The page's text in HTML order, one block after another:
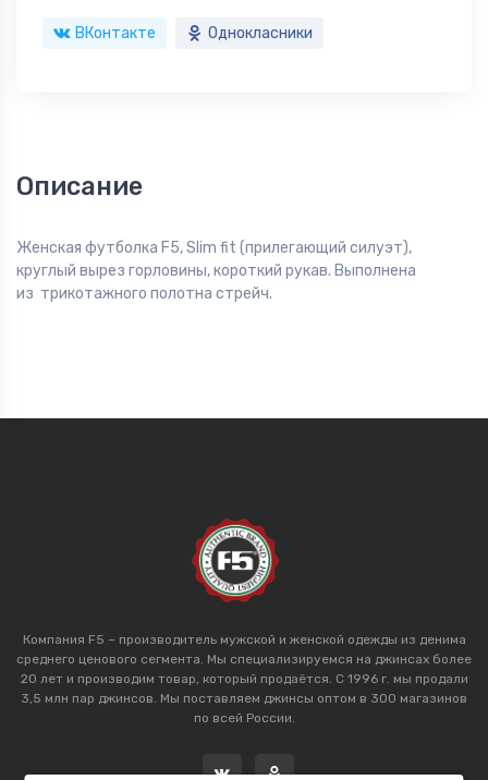
ВКонтакте Однокласники
Описание
Женская футболка F5, Slim fit (прилегающий силуэт),
круглый вырез горловины, короткий рукав. Выполнена
из трикотажного полотна стрейч.
Компания F5 – производитель мужской и женской одежды из денима
среднего ценового сегмента. Мы специализируемся на джинсах более
20 лет и производим товар, который продаётся. С 1996 г. мы продали
3,5 млн пар джинсов. Мы поставляем джинсы оптом в 300 магазинов
по всей России.